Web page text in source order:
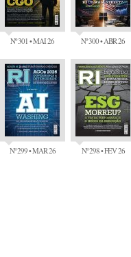
Nº 301 • MAI 26 Nº 300 • ABR 26
Nº 299 • MAR 26 Nº 298 • FEV 26